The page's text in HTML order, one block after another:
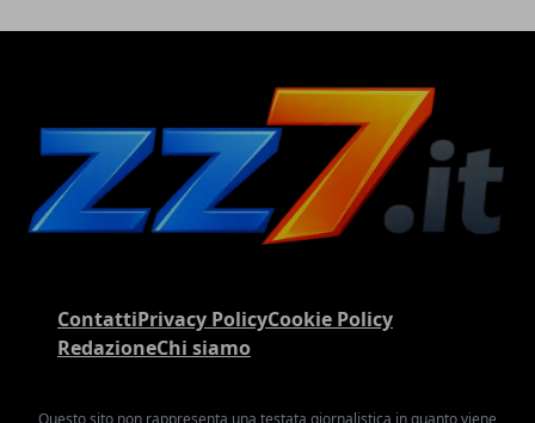
ContattiPrivacy PolicyCookie Policy
RedazioneChi siamo
Questo sito non rappresenta una testata giornalistica in quanto viene